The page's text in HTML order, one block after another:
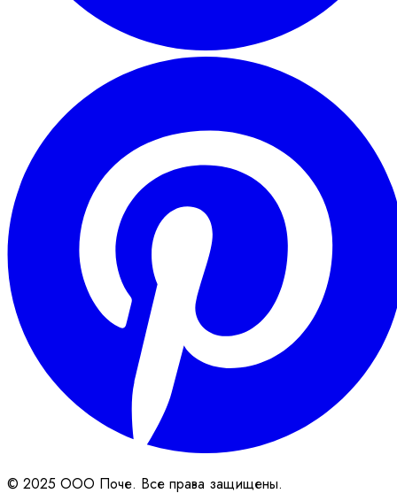
© 2025 ООО Поче. Все права защищены.